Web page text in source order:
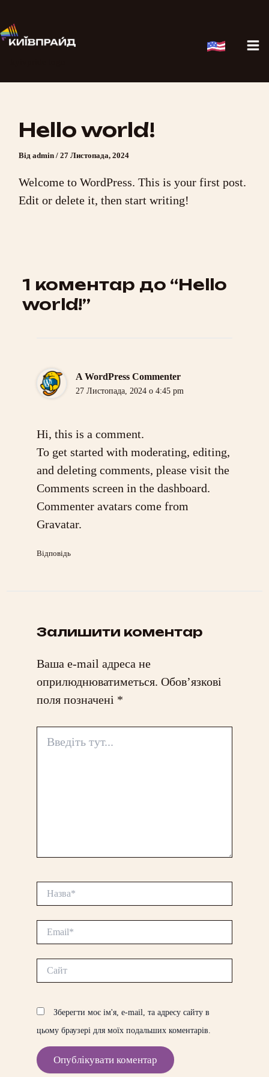
до
вмісту
Hello world!
Від admin / 27 Листопада, 2024
Welcome to WordPress. This is your first post.
Edit or delete it, then start writing!
1 коментар до “Hello
world!”
A WordPress Commenter
27 Листопада, 2024 о 4:45 pm
Hi, this is a comment.
To get started with moderating, editing,
and deleting comments, please visit the
Comments screen in the dashboard.
Commenter avatars come from
Gravatar.
Відповідь
Залишити коментар
Ваша e-mail адреса не
оприлюднюватиметься. Обов’язкові
поля позначені *
тут...
Зберегти моє ім'я, e-mail, та адресу сайту в
цьому браузері для моїх подальших коментарів.